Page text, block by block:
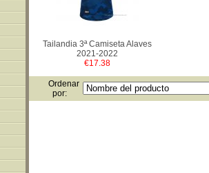
Tailandia 3ª Camiseta Alaves
2021-2022
€17.38
Ordenar
por: